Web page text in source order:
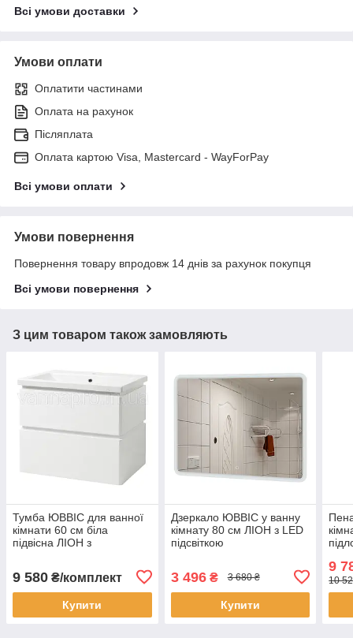
Всі умови доставки
Умови оплати
Оплатити частинами
Оплата на рахунок
Післяплата
Оплата картою Visa, Mastercard - WayForPay
Всі умови оплати
Умови повернення
Повернення товару впродовж 14 днів за рахунок покупця
Всі умови повернення
З цим товаром також замовляють
Тумба ЮВВІС для ванної
кімнати 60 см біла
підвісна ЛІОН з
9 580 ₴/комплект
Купити
Дзеркало ЮВВІС у ванну
кімнату 80 см ЛІОН з LED
підсвіткою
3 496₴ 3 680 ₴
Купити
9
10